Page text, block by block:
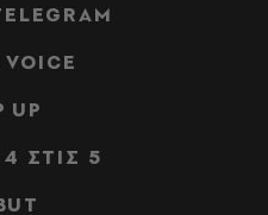
UP
ΣΤΙΣ 5